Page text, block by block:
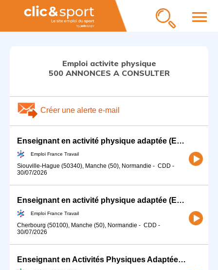
menu
Emploi activite physique
500 ANNONCES A CONSULTER
Créer une alerte e-mail
Enseignant en activité physique adaptée (EAPA) (F/H)
Emploi France Travail
Siouville-Hague (50340), Manche (50), Normandie - CDD -
30/07/2026
Enseignant en activité physique adaptée (EAPA) (H/F)
Emploi France Travail
Cherbourg (50100), Manche (50), Normandie - CDD -
30/07/2026
Enseignant en Activités Physiques Adaptées (H/F) sur Vertou